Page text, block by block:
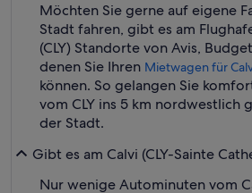
Möchten Sie gerne auf eigene
Stadt fahren, gibt es am
(CLY) Standorte von Avis,
denen Sie Ihren Mietwagen für
können. So gelangen Sie
vom CLY ins 5 km nordwestlich
der Stadt.
Gibt es am Calvi (CLY-Sainte
Nur wenige Autominuten vom